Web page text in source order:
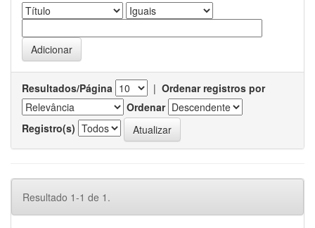
Resultados/Página | Ordenar registros por
Ordenar
Registro(s)
Resultado 1-1 de 1.